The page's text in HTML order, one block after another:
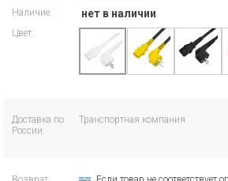
Наличие: нет в наличии
Цвет:
Доставка по
России:
Транспортная компания